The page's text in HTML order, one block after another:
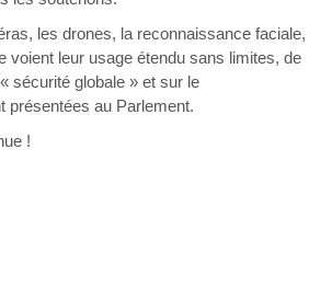
les drones, la reconnaissance faciale,
voient leur usage étendu sans limites, de
sécurité globale » et sur le
présentées au Parlement.
continue !